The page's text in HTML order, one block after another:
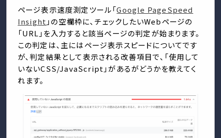
ページ表示速度測定ツール「Google PageSpeed
Insight 」の空欄枠に、チェックしたいWebページの
「URL」を入力すると該当ページの判定が始まります。
この判定は、主にはページ表示スピードについてです
が、判定結果として表示される改善項目で、「使用して
いないCSS/JavaScript」があるがどうかを教えてく
れます。